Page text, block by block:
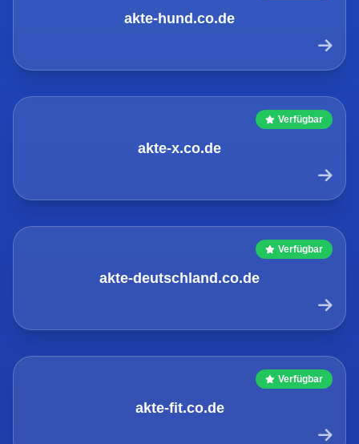
akte-hund.co.de
Verfügbar
akte-x.co.de
Verfügbar
akte-deutschland.co.de
Verfügbar
akte-fit.co.de